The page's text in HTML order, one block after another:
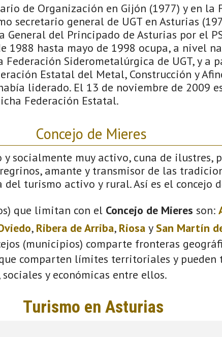
de Organización en Gijón (1977) y en la
secretario general de UGT en Asturias
General del Principado de Asturias por el
1988 hasta mayo de 1998 ocupa, a nivel
Federación Siderometalúrgica de UGT, y a
Estatal del Metal, Construcción y
liderado. El 13 de noviembre de 2009
Federación Estatal.
Concejo de Mieres
socialmente muy activo, cuna de ilustres,
amante y transmisor de las
turismo activo y rural. Así es el concejo
que limitan con el Concejo de Mieres son:
, Ribera de Arriba, Riosa ySan Martín
(municipios) comparte fronteras
comparten límites territoriales y pueden
y económicas entre ellos.